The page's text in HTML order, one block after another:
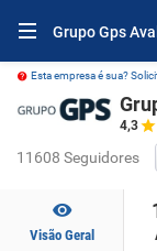
Grupo Gps
Esta empresa é sua?
4,3
11608 Seguidores
Visão Geral